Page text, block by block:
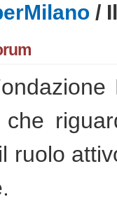
/
ruolo